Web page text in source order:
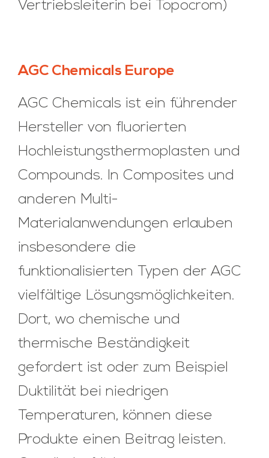
Vertriebsleiterin bei Topocrom)
AGC Chemicals Europe
AGC Chemicals ist ein führender
Hersteller von fluorierten
Hochleistungsthermoplasten und
Compounds. In Composites und
anderen Multi-
Materialanwendungen erlauben
insbesondere die
funktionalisierten Typen der AGC
vielfältige Lösungsmöglichkeiten.
Dort, wo chemische und
thermische Beständigkeit
gefordert ist oder zum Beispiel
Duktilität bei niedrigen
Temperaturen, können diese
Produkte einen Beitrag leisten.